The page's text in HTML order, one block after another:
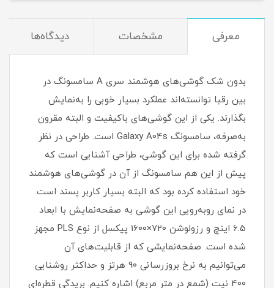
معرفی مشخصات دیدگاه‌ها
بدون شک گوشی‌های هوشمند سری A سامسونگ در
بین رقبا توانسته‌اند عملکرد بسیار خوبی را به‌نمایش
بگذارند. یکی از این گوشی‌های با‌کیفیت و البته مقرون
به‌صرفه، سامسونگ Galaxy A04s است. طراحی در نظر
گرفته شده برای این گوشی، طراحی آشنایی است که
پیش از این هم سامسونگ از آن در گوشی‌های هوشمند
خود استفاده کرده بود که البته بسیار کاربر پسند است.
در نمای رو‌به‌رویی این گوشی به صفحه‌نمایش با ابعاد
6.5 اینچ و رزولوشن 720×1600 پیکسل از نوع PLS مجهز
شده است. صفحه‌نمایشی که از قابلیت‌های آن
می‌توانیم به نرخ بروزرسانی 90 هرتز و حداکثر روشنایی
400 نیت (شمع در متر مربع) اشاره کنیم. بریدگی قطره‌ای